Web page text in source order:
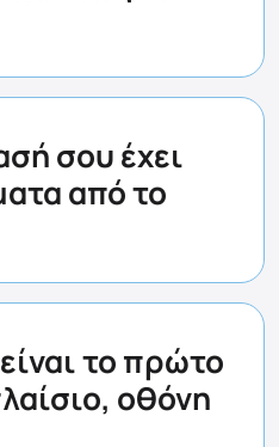
σου έχει
από το
το πρώτο
οθόνη